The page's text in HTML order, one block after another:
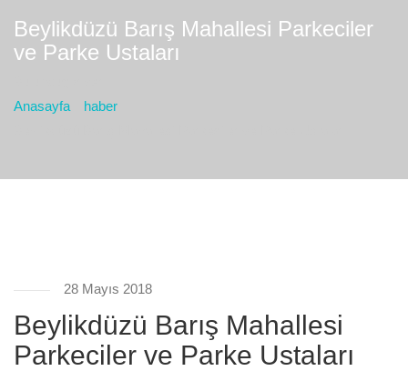
Beylikdüzü Barış Mahallesi Parkeciler
ve Parke Ustaları
Anasayfa
haber
28 Mayıs 2018
Beylikdüzü Barış Mahallesi
Parkeciler ve Parke Ustaları